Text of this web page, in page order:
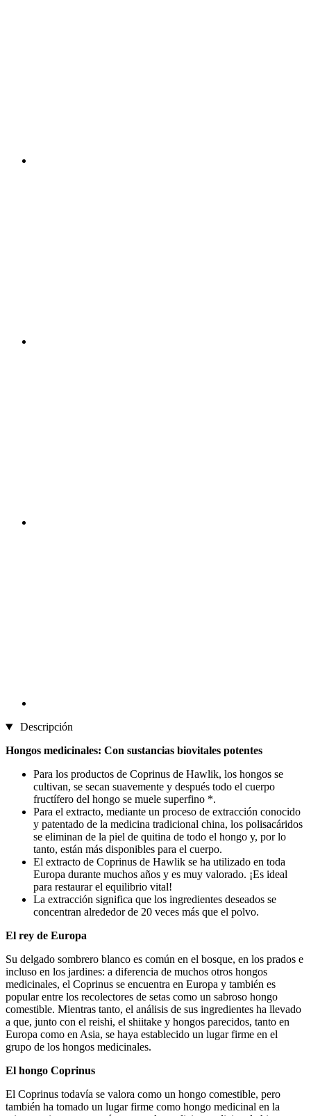
Descripción
Hongos medicinales: Con sustancias biovitales potentes
Para los productos de Coprinus de Hawlik, los hongos se
cultivan, se secan suavemente y después todo el cuerpo
fructífero del hongo se muele superfino *.
Para el extracto, mediante un proceso de extracción conocido
y patentado de la medicina tradicional china, los polisacáridos
se eliminan de la piel de quitina de todo el hongo y, por lo
tanto, están más disponibles para el cuerpo.
El extracto de Coprinus de Hawlik se ha utilizado en toda
Europa durante muchos años y es muy valorado. ¡Es ideal
para restaurar el equilibrio vital!
La extracción significa que los ingredientes deseados se
concentran alrededor de 20 veces más que el polvo.
El rey de Europa
Su delgado sombrero blanco es común en el bosque, en los prados e
incluso en los jardines: a diferencia de muchos otros hongos
medicinales, el Coprinus se encuentra en Europa y también es
popular entre los recolectores de setas como un sabroso hongo
comestible. Mientras tanto, el análisis de sus ingredientes ha llevado
a que, junto con el reishi, el shiitake y hongos parecidos, tanto en
Europa como en Asia, se haya establecido un lugar firme en el
grupo de los hongos medicinales.
El hongo Coprinus
El Coprinus todavía se valora como un hongo comestible, pero
también ha tomado un lugar firme como hongo medicinal en la